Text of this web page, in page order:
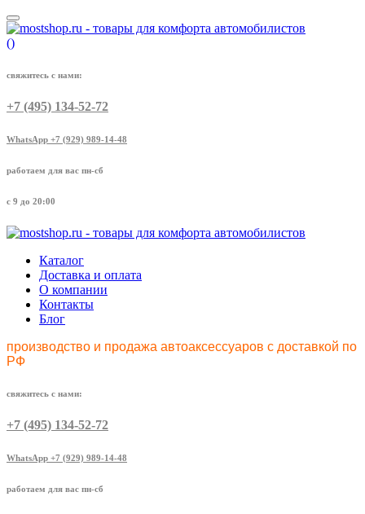
()
свяжитесь с нами:
+7 (495) 134-52-72
WhatsApp +7 (929) 989-14-48
работаем для вас пн-сб
с 9 до 20:00
Каталог
Доставка и оплата
О компании
Контакты
Блог
производство и продажа автоаксессуаров с доставкой по
РФ
свяжитесь с нами:
+7 (495) 134-52-72
WhatsApp +7 (929) 989-14-48
работаем для вас пн-сб